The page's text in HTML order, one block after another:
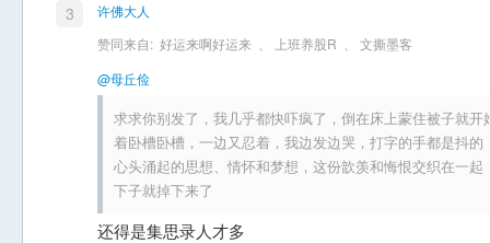
3
许佛大人
赞同来自: 好运来啊好运来 上班养股R
文撕墨客
@母丘俭
求求你别发了，我几乎都快吓疯了，倒在床上蒙住被子就
着卧槽卧槽，一边又忍着，我边发边哭，打字的手都是抖
心头涌起的思想、情怀和梦想，这份歆羡和悔恨交织在一
下子就掉下来了
还得是集思录人才多